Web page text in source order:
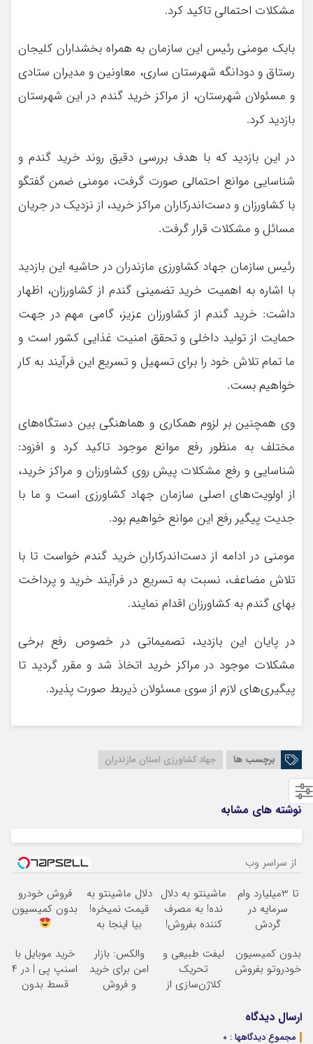
مشکلات احتمالی تاکید کرد.
بابک مومنی رئیس این سازمان به همراه بخشداران کلیجان
رستاق و دودانگه شهرستان ساری، معاونین و مدیران ستادی
و مسئولان شهرستان، از مراکز خرید گندم در این شهرستان
بازدید کرد.
در این بازدید که با هدف بررسی دقیق روند خرید گندم و
شناسایی موانع احتمالی صورت گرفت، مومنی ضمن گفتگو
با کشاورزان و دست‌اندرکاران مراکز خرید، از نزدیک در جریان
مسائل و مشکلات قرار گرفت.
رئیس سازمان جهاد کشاورزی مازندران در حاشیه این بازدید
با اشاره به اهمیت خرید تضمینی گندم از کشاورزان، اظهار
داشت: خرید گندم از کشاورزان عزیز، گامی مهم در جهت
حمایت از تولید داخلی و تحقق امنیت غذایی کشور است و
ما تمام تلاش خود را برای تسهیل و تسریع این فرآیند به کار
خواهیم بست.
وی همچنین بر لزوم همکاری و هماهنگی بین دستگاه‌های
مختلف به منظور رفع موانع موجود تاکید کرد و افزود:
شناسایی و رفع مشکلات پیش روی کشاورزان و مراکز خرید،
از اولویت‌های اصلی سازمان جهاد کشاورزی است و ما با
جدیت پیگیر رفع این موانع خواهیم بود.
مومنی در ادامه از دست‌اندرکاران خرید گندم خواست تا با
تلاش مضاعف، نسبت به تسریع در فرآیند خرید و پرداخت
بهای گندم به کشاورزان اقدام نمایند.
در پایان این بازدید، تصمیماتی در خصوص رفع برخی
مشکلات موجود در مراکز خرید اتخاذ شد و مقرر گردید تا
پیگیری‌های لازم از سوی مسئولان ذیربط صورت پذیرد.
برچسب ها جهاد کشاورزی استان مازندران
نوشته های مشابه
از سراسر وب
تا 3میلیارد وام
سرمایه در
گردش
فروشگاهت رو
ثبت کن
ماشینتو به دلال
نده! به مصرف
کننده بفروش!
یک تماس
دلال ماشینتو به
قیمت نمیخره!
بیا اینجا به
بفروش*فقط
خریدار واقعی*
فروش خودرو
بدون کمیسیون
بدون کمیسیون
خودروتو بفروش
لیفت طبیعی و
تحریک
کلاژن‌سازی از
والکس: بازار
امن برای خرید
و فروش
خرید موبایل با
اسنپ پی | در ۴
قسط بدون
ارسال دیدگاه
مجموع دیدگاهها : 0